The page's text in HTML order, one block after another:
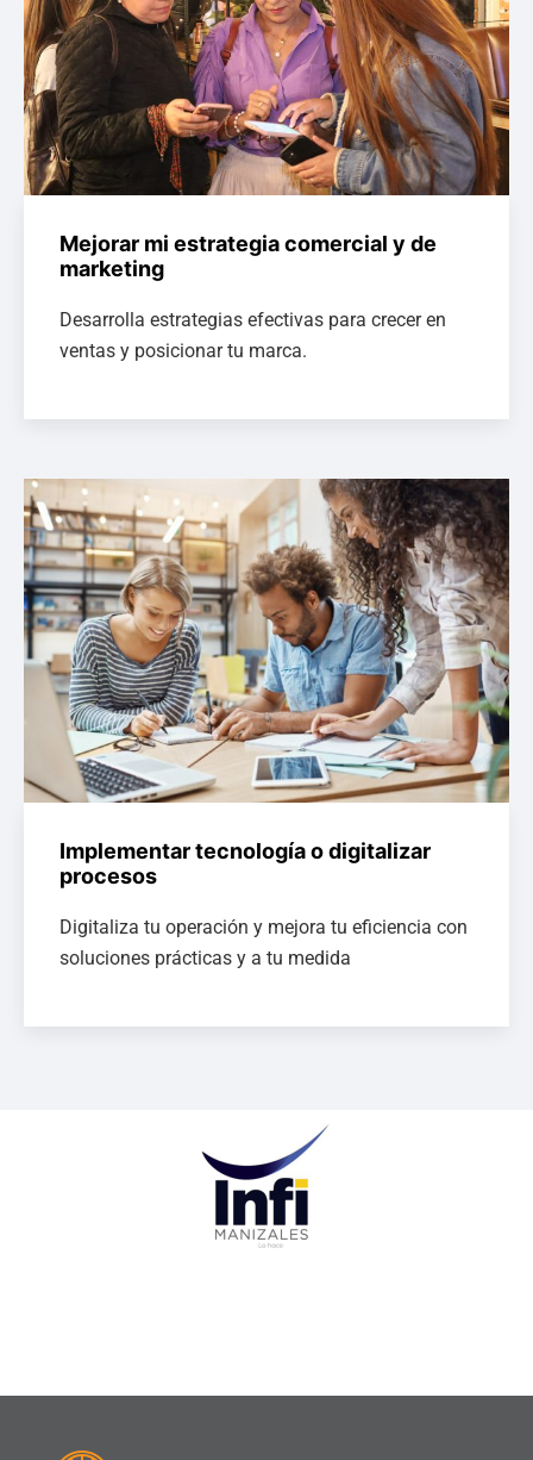
Mejorar mi estrategia comercial y de
marketing
Desarrolla estrategias efectivas para crecer en
ventas y posicionar tu marca.
Implementar tecnología o digitalizar
procesos
Digitaliza tu operación y mejora tu eficiencia con
soluciones prácticas y a tu medida